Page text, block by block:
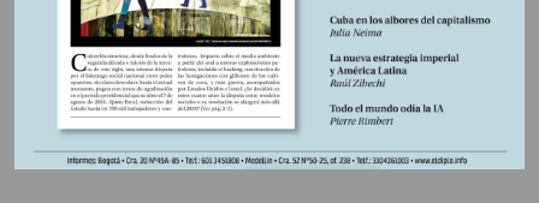
Información adicional